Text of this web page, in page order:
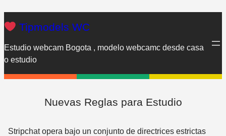
al
contenido
Tipmodels WC
Estudio webcam Bogota , modelo webcamc desde casa
o estudio
Nuevas Reglas para Estudio
Stripchat opera bajo un conjunto de directrices estrictas